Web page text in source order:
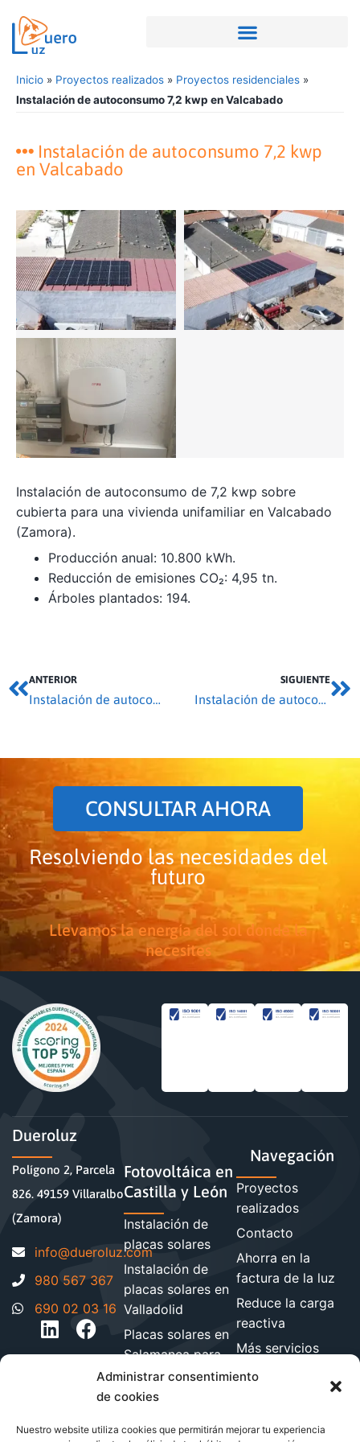
Administrar consentimiento
de cookies
Nuestro website utiliza cookies que permitirán mejorar tu experiencia
Inicio » Proyectos realizados » Proyectos residenciales »
Instalación de autoconsumo 7,2 kwp en Valcabado
Instalación de autoconsumo 7,2 kwp
en Valcabado
Instalación de autoconsumo de 7,2 kwp sobre
cubierta para una vivienda unifamiliar en Valcabado
(Zamora).
Producción anual: 10.800 kWh.
Reducción de emisiones CO₂: 4,95 tn.
Árboles plantados: 194.
ANTERIOR SIGUIENTE
CONSULTAR AHORA
Resolviendo las necesidades del
futuro
Llevamos la energía del sol donde la
necesites
Dueroluz
Polígono 2, Parcela
826. 49159 Villaralbo
(Zamora)
moc.zuloreud@ofni
980 567 367
690 02 03 16
Fotovoltáica en
Castilla y León
Instalación de
placas solares
Instalación de
placas solares en
Valladolid
Placas solares en
Salamanca para
hogares y
empresa
Navegación
Proyectos
realizados
Contacto
Ahorra en la
factura de la luz
Reduce la carga
reactiva
Más servicios
energéticos
Blog de energía y